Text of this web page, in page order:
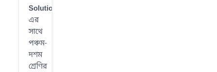
SolutionWBBSE
এর
সাথে
পঞ্চম-
দশম
শ্রেণির